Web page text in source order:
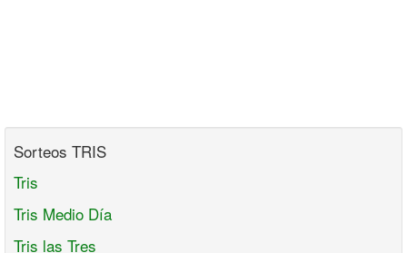
Sorteos TRIS
Tris
Tris Medio Día
Tris las Tres